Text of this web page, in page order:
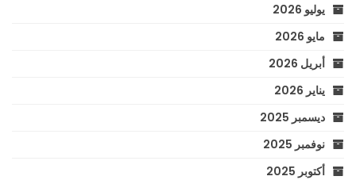
يوليو 2026
مايو 2026
أبريل 2026
يناير 2026
ديسمبر 2025
نوفمبر 2025
أكتوبر 2025